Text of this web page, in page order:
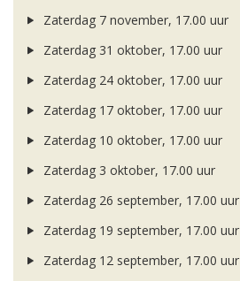
Zaterdag 7 november, 17.00 uur
Zaterdag 31 oktober, 17.00 uur
Zaterdag 24 oktober, 17.00 uur
Zaterdag 17 oktober, 17.00 uur
Zaterdag 10 oktober, 17.00 uur
Zaterdag 3 oktober, 17.00 uur
Zaterdag 26 september, 17.00 uur
Zaterdag 19 september, 17.00 uur
Zaterdag 12 september, 17.00 uur